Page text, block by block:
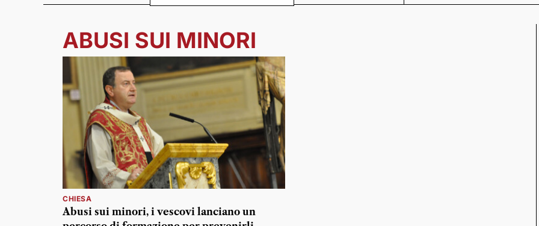
ABUSI SUI MINORI
CHIESA
Abusi sui minori, i vescovi lanciano un